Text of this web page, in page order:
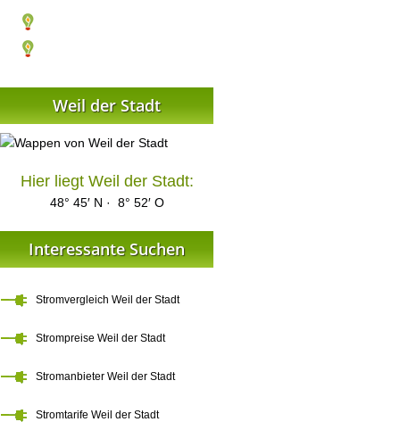
Weil der Stadt
Hier liegt Weil der Stadt:
48° 45′ N · 8° 52′ O
Interessante Suchen
Stromvergleich Weil der Stadt
Strompreise Weil der Stadt
Stromanbieter Weil der Stadt
Stromtarife Weil der Stadt